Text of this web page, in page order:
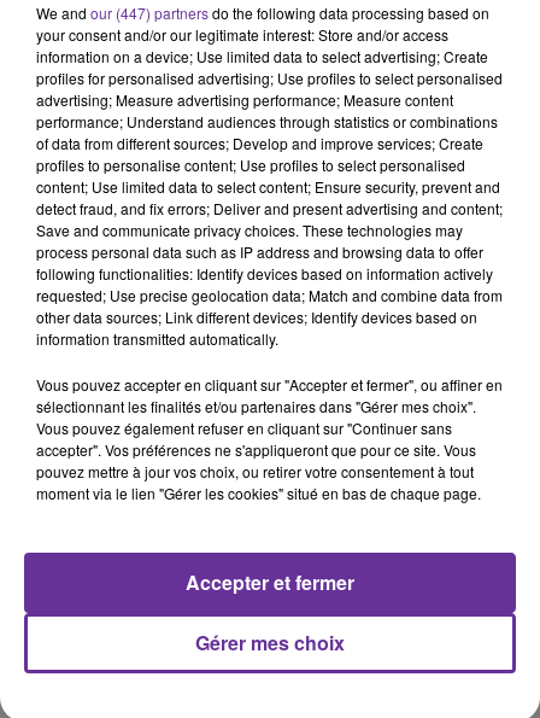
France Paris Environnement
1er décembre 2025 - 15 min
QUELLES PROPOSITIONS SUR LA PROPRETÉ ET
LA SÉCURITÉ À PARIS ?
Loïc Barrière
PLURIEL
d’Horizons dans le 13ᵉ arrondissement et soutien de
Pierre-Yves Bournazel pour les municipales à Paris,
est notre invitée.
Elle a réagi aux annonces d’Emmanuel Macron
concernant le « service national » volontaire, avant de
que soit son adversaire.
L’entretien s’est conclu par ses propositions pour la
campagne municipale à Paris, notamment en matière de
propreté et de sécurité.
We and our (447) partnersdo the following data processing based on
your consent and/or our legitimate interest: Store and/or access
information on a device; Use limited data to select advertising; Create
profiles for personalised advertising; Use profiles to select personalised
advertising; Measure advertising performance; Measure content
performance; Understand audiences through statistics or combinations
of data from different sources; Develop and improve services; Create
profiles to personalise content; Use profiles to select personalised
content; Use limited data to select content; Ensure security, prevent and
detect fraud, and fix errors; Deliver and present advertising and content;
Save and communicate privacy choices. These technologies may
process personal data such as IP address and browsing data to offer
following functionalities: Identify devices based on information actively
requested; Use precise geolocation data; Match and combine data from
other data sources; Link different devices; Identify devices based on
information transmitted automatically.
Vous pouvez accepter en cliquant sur "Accepter et fermer", ou affiner en
sélectionnant les finalités et/ou partenaires dans "Gérer mes choix".
Vous pouvez également refuser en cliquant sur "Continuer sans
accepter". Vos préférences ne s'appliqueront que pour ce site. Vous
pouvez mettre à jour vos choix, ou retirer votre consentement à tout
moment via le lien "Gérer les cookies" situé en bas de chaque page.
Gérer mes choix
Accepter et fermer